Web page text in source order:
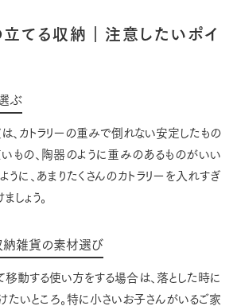
てる収納｜注意したいポイ
ぶ
、カトラリーの重みで倒れない安定したもの
いもの、陶器のように重みのあるものがいい
に、あまりたくさんのカトラリーを入れすぎ
しょう。
納雑貨の素材選び
移動する使い方をする場合は、落とした時に
たいところ。特に小さいお子さんがいるご家